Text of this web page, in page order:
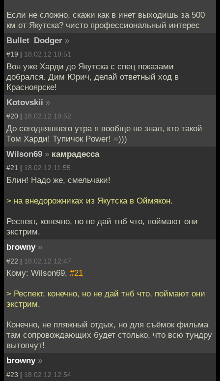
Если не сложно, скажи как в инет выходишь за 500
км от Якутска? чисто профессиональный интерес
Bullet_Dodger »
#19 | 18.02.12 10:51
Вон уже Харди до Якутска с спец показами
добрался. Дим Юрич, делай ответный ход в
Красноярске!
Kotovskii »
#20 | 18.02.12 10:52
До сегодняшнего утра я вообще не знал, кто такой
Том Харди! Тупичок Power! =)))
Wilson69 » камрадесса
#21 | 18.02.12 11:55
Блин! Надо же, смельчаки!
> на внедорожниках из Якутска в Оймякон.
Респект, конечно, но не дай тнб что, поймают они
экстрим.
browny »
#22 | 18.02.12 12:47
Кому: Wilson69, #21
> Респект, конечно, но не дай тнб что, поймают они
экстрим.
Конечно, не пляжный отдых, но для съёмок фильма
там сопровождающих будет столько, что всю тундру
вытопчут!
browny »
#23 | 18.02.12 12:54